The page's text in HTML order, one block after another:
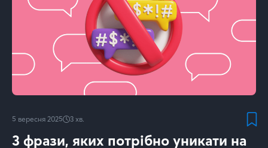
5 вересня 2025 3 хв.
3 фрази, яких потрібно уникати на